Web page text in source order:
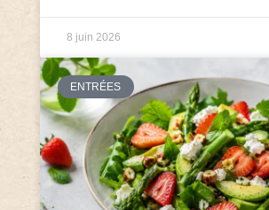
8 juin 2026
ENTRÉES